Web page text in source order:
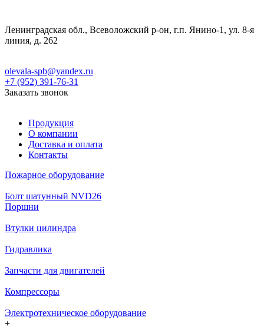
Ленинградская обл., Всеволожский р-он, г.п. Янино-1, ул. 8-я
линия, д. 262
olevala-spb@yandex.ru
+7 (952) 391-76-31
Заказать звонок
Продукция
О компании
Доставка и оплата
Контакты
Пожарное оборудование
Болт шатунный NVD26
Поршни
Втулки цилиндра
Гидравлика
Запчасти для двигателей
Компрессоры
Электротехническое оборудование
+